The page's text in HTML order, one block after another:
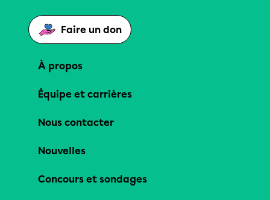
Faire un don
À propos
Équipe et carrières
Nous contacter
Nouvelles
Concours et sondages